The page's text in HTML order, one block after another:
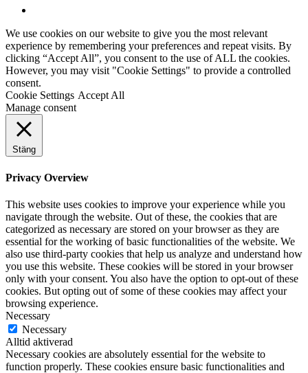
We use cookies on our website to give you the most relevant
experience by remembering your preferences and repeat visits. By
clicking “Accept All”, you consent to the use of ALL the cookies.
However, you may visit "Cookie Settings" to provide a controlled
consent.
Cookie Settings Accept All
Manage consent
Stäng
Privacy Overview
This website uses cookies to improve your experience while you
navigate through the website. Out of these, the cookies that are
categorized as necessary are stored on your browser as they are
essential for the working of basic functionalities of the website. We
also use third-party cookies that help us analyze and understand how
you use this website. These cookies will be stored in your browser
only with your consent. You also have the option to opt-out of these
cookies. But opting out of some of these cookies may affect your
browsing experience.
Necessary
Necessary
Alltid aktiverad
Necessary cookies are absolutely essential for the website to
function properly. These cookies ensure basic functionalities and